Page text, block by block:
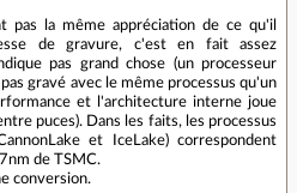
pas la même appréciation de ce qu'il
de gravure, c'est en fait assez
pas grand chose (un processeur
gravé avec le même processus qu'un
et l'architecture interne joue
puces). Dans les faits, les processus
et IceLake) correspondent
de TSMC.
conversion.